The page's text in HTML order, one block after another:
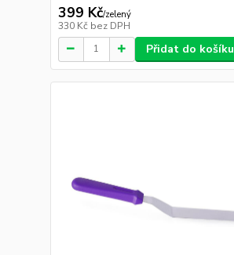
399 Kč/zelený
330 Kč bez DPH
Přidat do košíku